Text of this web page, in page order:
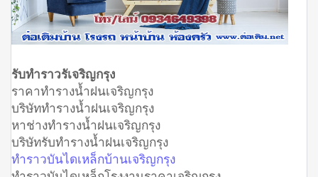
รับทำราวรัเจริญกรุง
ราคาทำรางน้ำฝนเจริญกรุง
บริษัททำรางน้ำฝนเจริญกรุง
หาช่างทำรางน้ำฝนเจริญกรุง
บริษัทรับทำรางน้ำฝนเจริญกรุง
ทำราวบันไดเหล็กบ้านเจริญกรุง